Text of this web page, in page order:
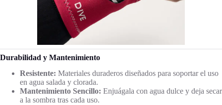
Durabilidad y Mantenimiento
Resistente: Materiales duraderos diseñados para soportar el uso
en agua salada y clorada.
Mantenimiento Sencillo: Enjuágala con agua dulce y deja secar
a la sombra tras cada uso.